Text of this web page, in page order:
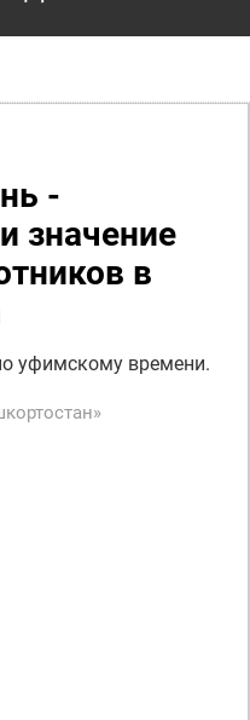
-
значение
в
уфимскому времени.